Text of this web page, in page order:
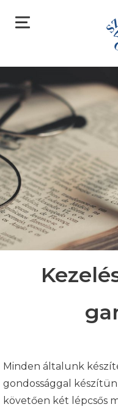
Minden általunk
gondossággal
követően két lépcsős